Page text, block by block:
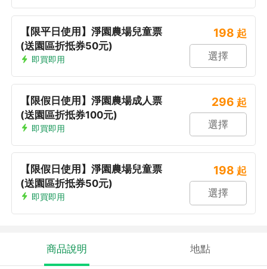
【限平日使用】淨園農場兒童票
(送園區折抵券50元)
即買即用
198 起
選擇
【限假日使用】淨園農場成人票
(送園區折抵券100元)
即買即用
296 起
選擇
【限假日使用】淨園農場兒童票
(送園區折抵券50元)
即買即用
198 起
選擇
商品說明 地點